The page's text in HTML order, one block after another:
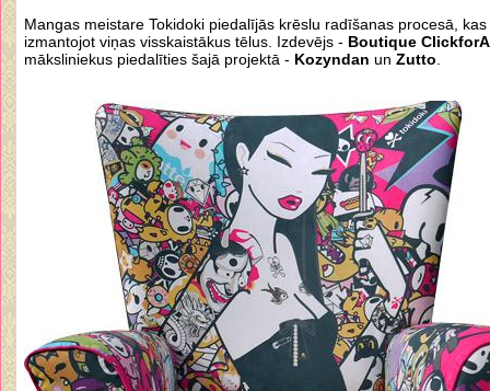
Mangas meistare Tokidoki piedalījās krēslu radīšanas procesā,
izmantojot viņas visskaistākus tēlus. Izdevējs - Boutique
māksliniekus piedalīties šajā projektā - Kozyndan un Zutto